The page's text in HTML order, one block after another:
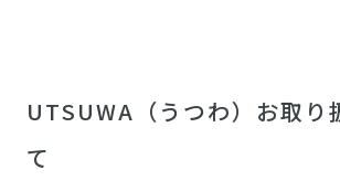
UTSUWA（うつわ）お取り
て